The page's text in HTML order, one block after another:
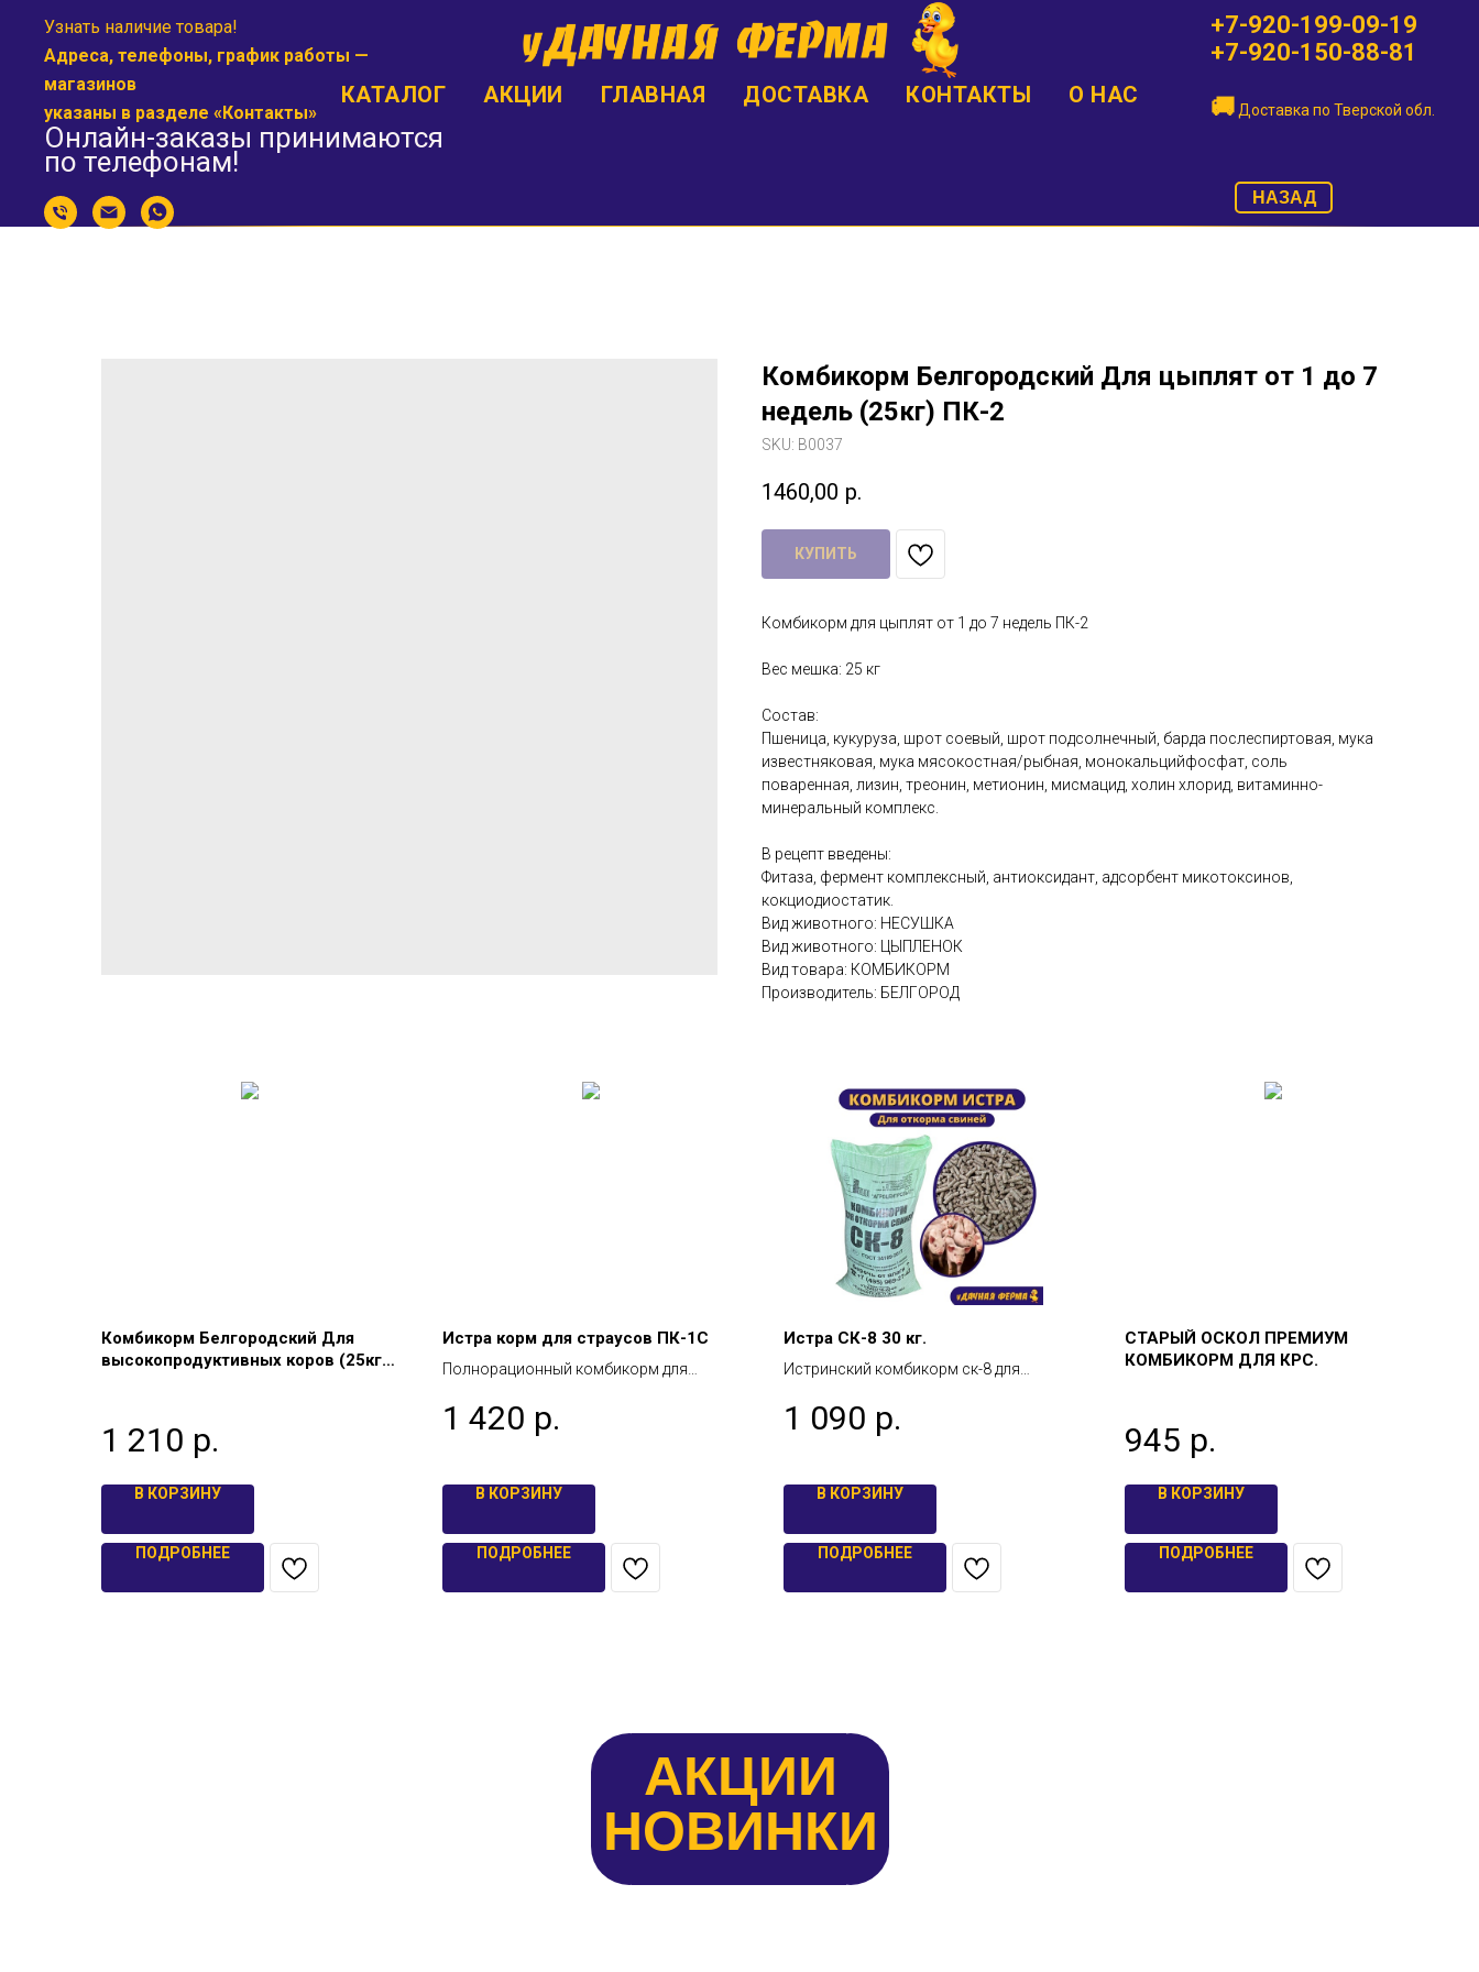
Узнать наличие товара!
Адреса, телефоны, график работы —
магазинов
указаны в разделе «Контакты»
Онлайн-заказы принимаются
по телефонам!
+7-920-199-09-19
+7-920-150-88-81
🚚 Доставка по Тверской обл.
КАТАЛОГ АКЦИИ ГЛАВНАЯ ДОСТАВКА КОНТАКТЫ О НАС
НАЗАД
Комбикорм Белгородский Для цыплят от 1 до 7
недель (25кг) ПК-2
SKU: B0037
1460,00 р.
КУПИТЬ
Комбикорм для цыплят от 1 до 7 недель ПК-2
Вес мешка: 25 кг
Состав:
Пшеница, кукуруза, шрот соевый, шрот подсолнечный, барда послеспиртовая, мука
известняковая, мука мясокостная/рыбная, монокальцийфосфат, соль
поваренная, лизин, треонин, метионин, мисмацид, холин хлорид, витаминно-
минеральный комплекс.
В рецепт введены:
Фитаза, фермент комплексный, антиоксидант, адсорбент микотоксинов,
кокциодиостатик.
Вид животного: НЕСУШКА
Вид животного: ЦЫПЛЕНОК
Вид товара: КОМБИКОРМ
Производитель: БЕЛГОРОД
Комбикорм Белгородский Для
высокопродуктивных коров (25кг)
1 210 р.
В КОРЗИНУ
ПОДРОБНЕЕ
Истра корм для страусов ПК-1С
Полнорационный комбикорм для
1 420 р.
В КОРЗИНУ
ПОДРОБНЕЕ
Истра СК-8 30 кг.
Истринский комбикорм ск-8 для
1 090 р.
В КОРЗИНУ
ПОДРОБНЕЕ
СТАРЫЙ ОСКОЛ ПРЕМИУМ
КОМБИКОРМ ДЛЯ КРС.
945 р.
В КОРЗИНУ
ПОДРОБНЕЕ
АКЦИИ
НОВИНКИ